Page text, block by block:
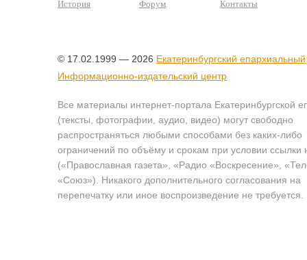
История
Форум
Контакты
© 17.02.1999 — 2026 Екатеринбургский епархиальный
Информационно-издательский центр
Все материалы интернет-портала Екатеринбургской
(тексты, фотографии, аудио, видео) могут свободно
распространяться любыми способами без каких-либо
ограничений по объёму и срокам при условии ссылки
(«Православная газета», «Радио «Воскресение»,
«Союз»). Никакого дополнительного согласования на
перепечатку или иное воспроизведение не требуется.